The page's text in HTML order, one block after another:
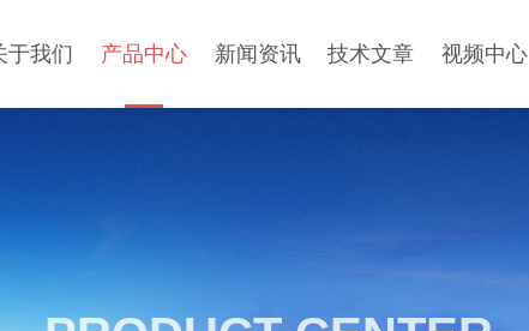
于我们 产品中心 新闻资讯 技术文章 视频中心